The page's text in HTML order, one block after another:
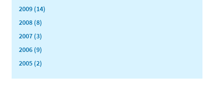
2009 (14)
2008 (8)
2007 (3)
2006 (9)
2005 (2)